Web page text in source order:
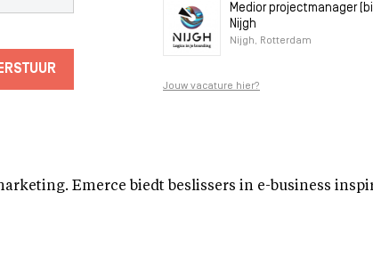
Medior projectmanager
Nijgh
Nijgh, Rotterdam
Jouw vacature hier?
Emerce biedt beslissers in e-business